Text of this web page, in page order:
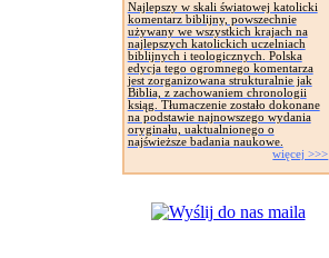
Najlepszy w skali światowej katolicki
komentarz biblijny, powszechnie
używany we wszystkich krajach na
najlepszych katolickich uczelniach
biblijnych i teologicznych. Polska
edycja tego ogromnego komentarza
jest zorganizowana strukturalnie jak
Biblia, z zachowaniem chronologii
ksiąg. Tłumaczenie zostało dokonane
na podstawie najnowszego wydania
oryginału, uaktualnionego o
najświeższe badania naukowe.
więcej >>>